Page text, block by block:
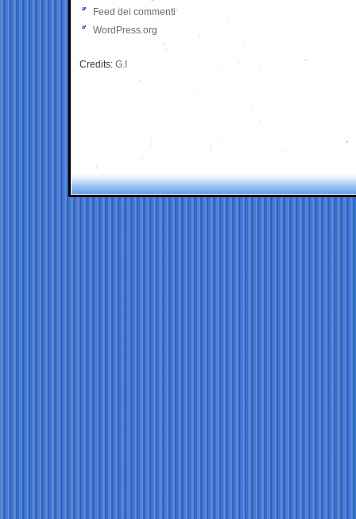
Feed dei commenti
WordPress.org
Credits: G.I